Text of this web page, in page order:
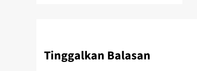
Tinggalkan Balasan